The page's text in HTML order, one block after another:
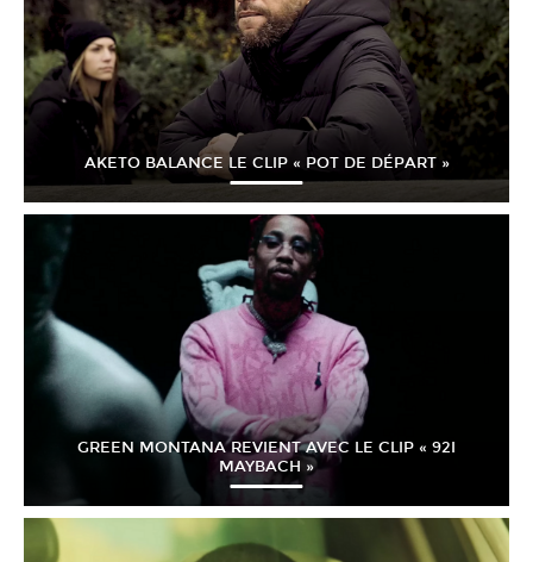
AKETO BALANCE LE CLIP « POT DE DÉPART »
GREEN MONTANA REVIENT AVEC LE CLIP « 92I
MAYBACH »